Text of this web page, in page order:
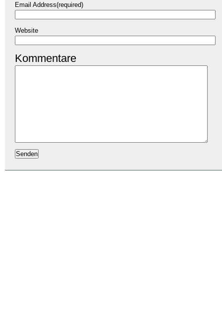
Email Address(required)
Website
Kommentare